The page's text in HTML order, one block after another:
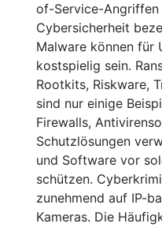
of-Service-
Cybersicherheit
Malware können für
kostspielig sein.
Rootkits, Riskware,
sind nur einige
Firewalls,
Schutzlösungen
und Software vor
schützen.
zunehmend auf IP-
Kameras. Die